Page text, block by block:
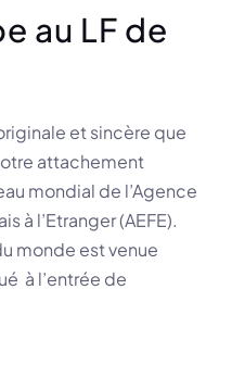
au LF de
et sincère que
attachement
mondial de l’Agence
à l’Etranger (AEFE).
monde est venue
à l’entrée de